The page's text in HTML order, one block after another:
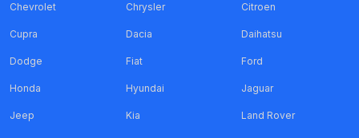
Chevrolet Chrysler Citroen
Cupra Dacia Daihatsu
Dodge Fiat Ford
Honda Hyundai Jaguar
Jeep Kia Land Rover